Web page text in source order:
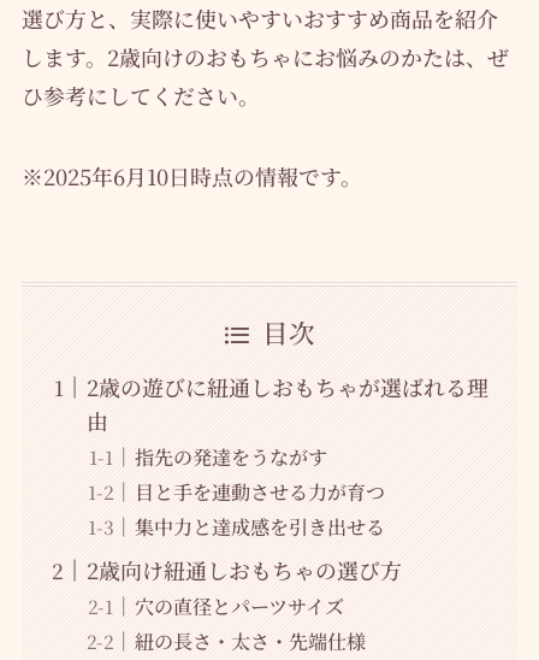
選び方と、実際に使いやすいおすすめ商品を紹介
します。2歳向けのおもちゃにお悩みのかたは、ぜ
ひ参考にしてください。
※2025年6月10日時点の情報です。
目次
2歳の遊びに紐通しおもちゃが選ばれる理
由
指先の発達をうながす
目と手を連動させる力が育つ
集中力と達成感を引き出せる
2歳向け紐通しおもちゃの選び方
穴の直径とパーツサイズ
紐の長さ・太さ・先端仕様